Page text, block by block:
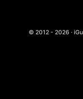
© 2012 - 2026 ·